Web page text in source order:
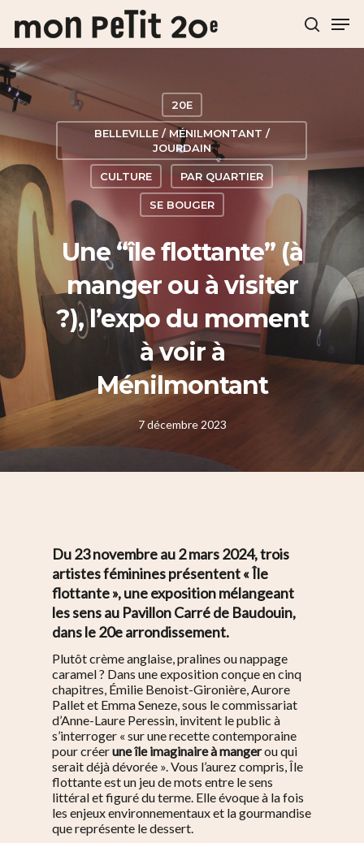
Hit enter to search or ESC to close
20E
BELLEVILLE / MÉNILMONTANT /
JOURDAIN
CULTURE PAR QUARTIER
SE BOUGER
Une “île flottante” (à
manger ou à visiter
?), l’expo du moment
à voir à
Ménilmontant
7 décembre 2023
Du 23 novembre au 2 mars 2024, trois
artistes féminines présentent « Île
flottante », une exposition mélangeant
les sens au Pavillon Carré de Baudouin,
dans le 20earrondissement.
Plutôt crème anglaise, pralines ou nappage
caramel ? Dans une exposition conçue en cinq
chapitres, Émilie Benoist-Gironière, Aurore
Pallet et Emma Seneze, sous le commissariat
d’Anne-Laure Peressin, invitent le public à
s’interroger « sur une recette contemporaine
pour créerune île imaginaire à mangerou qui
serait déjà dévorée ». Vous l’aurez compris,Île
flottanteest un jeu de mots entre le sens
littéral et figuré du terme. Elle évoque à la fois
les enjeux environnementaux et la gourmandise
que représente le dessert.